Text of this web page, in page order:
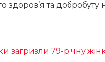
та добробуту
загризли 79-річну